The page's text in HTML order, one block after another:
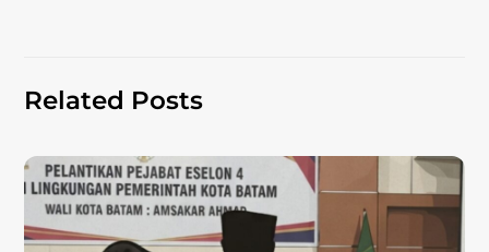
Related Posts